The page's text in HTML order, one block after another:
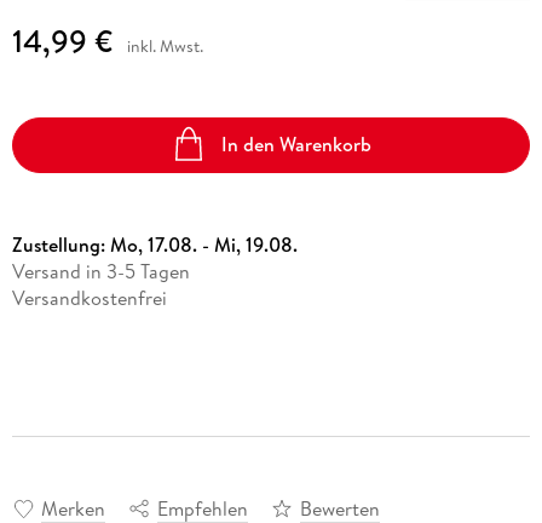
14,99 € inkl. Mwst.
In den Warenkorb
Zustellung:Mo, 17.08. - Mi, 19.08.
Versand in 3-5 Tagen
Versandkostenfrei
Merken Empfehlen Bewerten